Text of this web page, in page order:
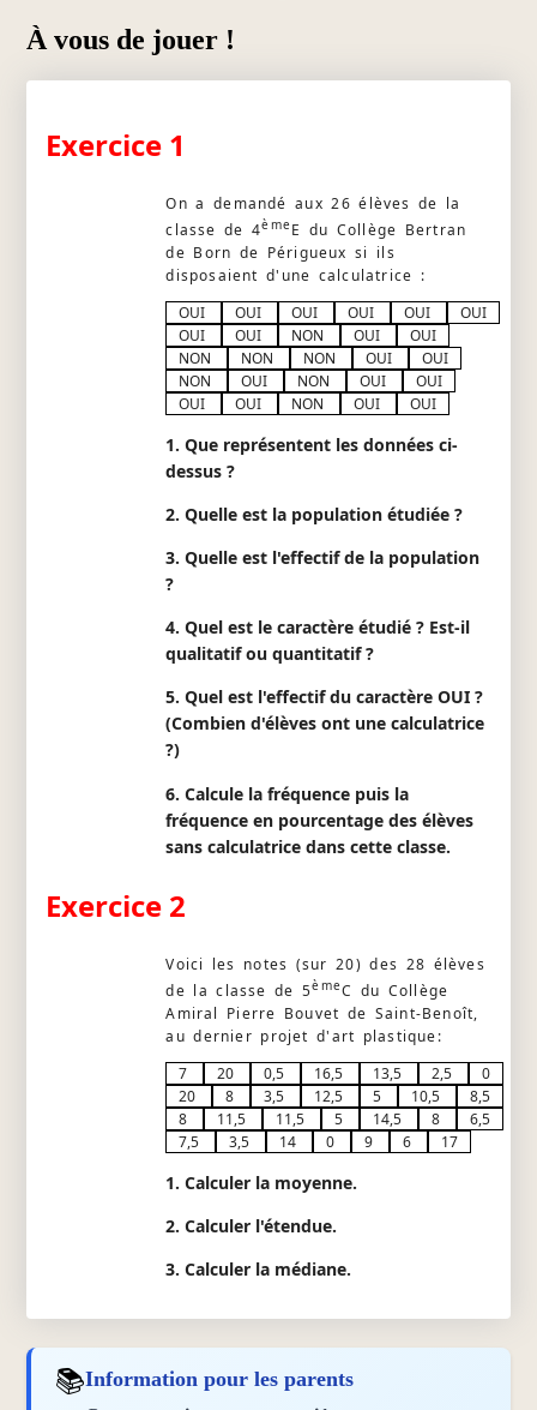
À vous de jouer !
Exercice 1
On a demandé aux 26 élèves de la
classe de 4ème E du Collège Bertran
de Born de Périgueux si ils
disposaient d'une calculatrice :
OUI
OUI OUI OUI OUI
OUI
OUI
OUI NON OUI
OUI
NON
NON NON OUI
OUI
NON
OUI NON OUI
OUI
OUI
OUI NON OUI OUI
1. Que représentent les données ci-
dessus ?
2. Quelle est la population étudiée ?
3. Quelle est l'effectif de la population
?
4. Quel est le caractère étudié ? Est-il
qualitatif ou quantitatif ?
5. Quel est l'effectif du caractère OUI ?
(Combien d'élèves ont une calculatrice
?)
6. Calcule la fréquence puis la
fréquence en pourcentage des élèves
sans calculatrice dans cette classe.
Exercice 2
Voici les notes (sur 20) des 28 élèves
de la classe de 5èmeC du Collège
Amiral Pierre Bouvet de Saint-Benoît,
au dernier projet d'art plastique:
7
20 0,5 16,5 13,5 2,5
0
20
8 3,5 12,5 5 10,5
8,5
8
11,5 11,5 5 14,5 8
6,5
7,5
3,5 14 0 9 6 17
1. Calculer la moyenne.
2. Calculer l'étendue.
3. Calculer la médiane.
📚Information pour les parents